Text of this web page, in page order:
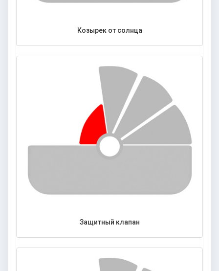
Козырек от солнца
Защитный клапан